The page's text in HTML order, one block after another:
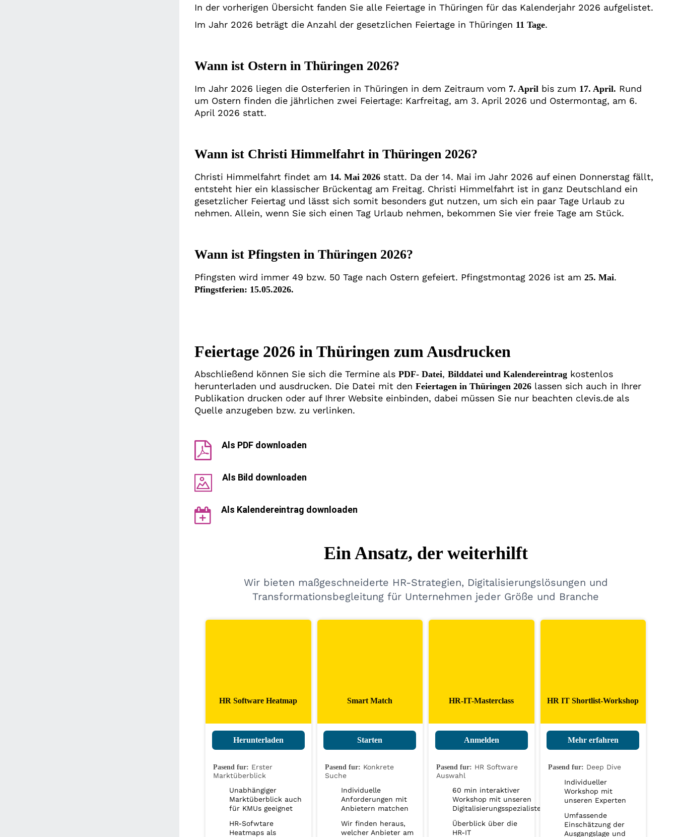
In der vorherigen Übersicht fanden Sie alle Feiertage in Thüringen für das Kalenderjahr 2026 aufgelistet.
Im Jahr 2026 beträgt die Anzahl der gesetzlichen Feiertage in Thüringen 11 Tage.
Wann ist Ostern in Thüringen 2026?
Im Jahr 2026 liegen die Osterferien in Thüringen in dem Zeitraum vom 7. April bis zum 17. April. Rund
um Ostern finden die jährlichen zwei Feiertage: Karfreitag, am 3. April 2026 und Ostermontag, am 6.
April 2026 statt.
Wann ist Christi Himmelfahrt in Thüringen 2026?
Christi Himmelfahrt findet am 14. Mai 2026 statt. Da der 14. Mai im Jahr 2026 auf einen Donnerstag fällt,
entsteht hier ein klassischer Brückentag am Freitag. Christi Himmelfahrt ist in ganz Deutschland ein
gesetzlicher Feiertag und lässt sich somit besonders gut nutzen, um sich ein paar Tage Urlaub zu
nehmen. Allein, wenn Sie sich einen Tag Urlaub nehmen, bekommen Sie vier freie Tage am Stück.
Wann ist Pfingsten in Thüringen 2026?
Pfingsten wird immer 49 bzw. 50 Tage nach Ostern gefeiert. Pfingstmontag 2026 ist am 25. Mai.
Pfingstferien: 15.05.2026.
Feiertage 2026 in Thüringen zum Ausdrucken
Abschließend können Sie sich die Termine als PDF- Datei, Bilddatei und Kalendereintrag kostenlos
herunterladen und ausdrucken. Die Datei mit den Feiertagen in Thüringen 2026 lassen sich auch in Ihrer
Publikation drucken oder auf Ihrer Website einbinden, dabei müssen Sie nur beachten clevis.de als
Quelle anzugeben bzw. zu verlinken.
Als PDF downloaden
Als Bild downloaden
Als Kalendereintrag downloaden
Ein Ansatz, der weiterhilft
Wir bieten maßgeschneiderte HR-Strategien, Digitalisierungslösungen und
Transformationsbegleitung für Unternehmen jeder Größe und Branche
HR Software Heatmap
Herunterladen
Pasend fur: Erster
Marktüberblick
Unabhängiger
Marktüberblick auch
für KMUs geeignet
HR-Sofwtare
Heatmaps als
Smart Match
Starten
Pasend fur: Konkrete
Suche
Individuelle
Anforderungen mit
Anbietern matchen
Wir finden heraus,
welcher Anbieter am
HR-IT-Masterclass
Anmelden
Pasend fur: HR Software
Auswahl
60 min interaktiver
Workshop mit unseren
Digitalisierungsspezialisten
Überblick über die
HR-IT
HR IT Shortlist-Workshop
Mehr erfahren
Pasend fur: Deep Dive
Individueller
Workshop mit
unseren Experten
Umfassende
Einschätzung der
Ausgangslage und